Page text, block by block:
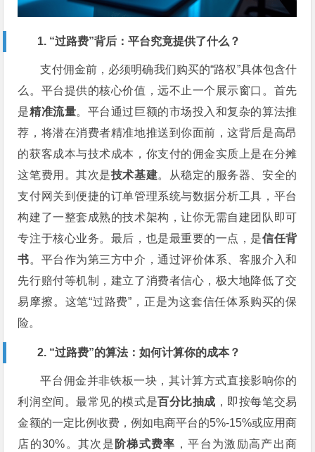
1. “过路费”背后：平台究竟提供了什么？
支付佣金前，必须明确我们购买的“路权”具体包含什
么。平台提供的核心价值，远不止一个展示窗口。首先
是精准流量。平台通过巨额的市场投入和复杂的算法推
荐，将潜在消费者精准地推送到你面前，这背后是高昂
的获客成本与技术成本，你支付的佣金实质上是在分摊
这笔费用。其次是技术基建。从稳定的服务器、安全的
支付网关到便捷的订单管理系统与数据分析工具，平台
构建了一整套成熟的技术架构，让你无需自建团队即可
专注于核心业务。最后，也是最重要的一点，是信任背
书。平台作为第三方中介，通过评价体系、客服介入和
先行赔付等机制，建立了消费者信心，极大地降低了交
易摩擦。这笔“过路费”，正是为这套信任体系购买的保
险。
2. “过路费”的算法：如何计算你的成本？
平台佣金并非铁板一块，其计算方式直接影响你的
利润空间。最常见的模式是百分比抽成 ，即按每笔交易
金额的一定比例收费，例如电商平台的5%-15%或应用商
店的30%。其次是 阶梯式费率 ，平台为激励高产出商